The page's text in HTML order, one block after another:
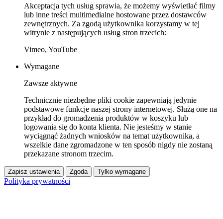
Akceptacja tych usług sprawia, że możemy wyświetlać filmy
lub inne treści multimedialne hostowane przez dostawców
zewnętrznych. Za zgodą użytkownika korzystamy w tej
witrynie z następujących usług stron trzecich:
Vimeo, YouTube
Wymagane
Zawsze aktywne
Technicznie niezbędne pliki cookie zapewniają jedynie
podstawowe funkcje naszej strony internetowej. Służą one na
przykład do gromadzenia produktów w koszyku lub
logowania się do konta klienta. Nie jesteśmy w stanie
wyciągnąć żadnych wniosków na temat użytkownika, a
wszelkie dane zgromadzone w ten sposób nigdy nie zostaną
przekazane stronom trzecim.
Zapisz ustawienia Zgoda Tylko wymagane
Polityka prywatności